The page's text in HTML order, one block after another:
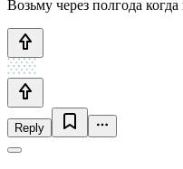
Возьму через полгода когда
Reply